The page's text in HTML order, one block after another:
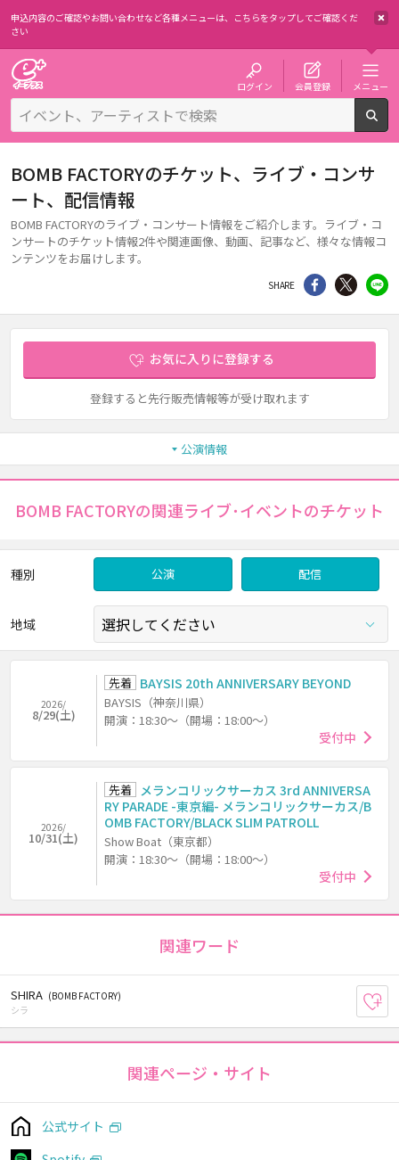
申込内容のご確認やお問い合わせなど各種メニューは、 こちらをタップしてご確認くだ
さい
ログイン 会員登録 メニュー
BOMB FACTORYのチケット、ライブ・コンサ
ート、配信情報
BOMB FACTORYのライブ・コンサート情報をご紹介します。ライブ・コ
ンサートのチケット情報2件や関連画像、動画、記事など、様々な情報コ
ンテンツをお届けします。
SHARE シェア Twitter
お気に入りに登録する
登録すると先行販売情報等が受け取れます
公演情報
BOMB FACTORYの関連ライブ･イベントのチケット
種別 公演 配信
地域
2026/
8/29(土)
先着 BAYSIS 20th ANNIVERSARY BEYOND
BAYSIS（神奈川県）
開演：18:30～（開場：18:00～）
受付中
2026/
10/31(土)
先着
メランコリックサーカス 3rd ANNIVERSA
RY PARADE -東京編- メランコリックサーカス/B
OMB FACTORY/BLACK SLIM PATROLL
Show Boat（東京都）
開演：18:30～（開場：18:00～）
受付中
関連ワード
SHIRA (BOMB FACTORY)
シラ
関連ページ・サイト
公式サイト